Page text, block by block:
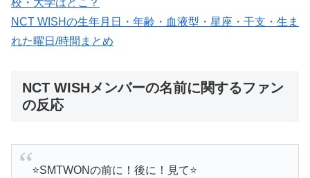
校・大学はどこ？
NCT WISHの生年月日・年齢・血液型・星座・干支・生ま
れた曜日/時間まとめ
NCT WISHメンバーの名前に関するファン
の反応
⭐️SMTWONの前に！後に！見て⭐️